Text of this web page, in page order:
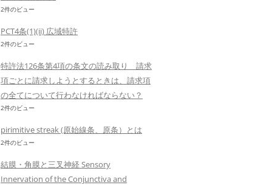
2件のビュー
PCT4条(1)(ii) 広域特許
2件のビュー
特許法126条第4項の条文の読み取り 請求
項ごとに請求しようとするときは、請求項
の全てについて行わなければならない？
2件のビュー
pirimitive streak (原始線条、原条）とは
2件のビュー
結膜・角膜と三叉神経 Sensory
Innervation of the Conjunctiva and